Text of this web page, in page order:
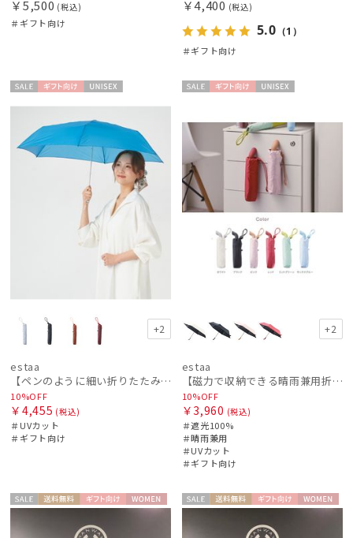
￥5,500 (税込)
＃ギフト向け
￥4,400 (税込)
5.0 （1）
＃ギフト向け
向け
X
+2
estaa
【ペンのように細い折りたたみ傘】Pitaa pen プレーン55
10%OFF
￥4,455 (税込)
＃UVカット
＃ギフト向け
+2
estaa
【磁力で収納できる晴雨兼用折りたたみ日傘】Pitaa マグネット プレーン55
10%OFF
￥3,960 (税込)
＃遮光100%
＃晴雨兼用
＃UVカット
＃ギフト向け
セー
ル
送料無 ギフト
向け
WOME
セー
ル
送料無 ギフト
向け
WOME